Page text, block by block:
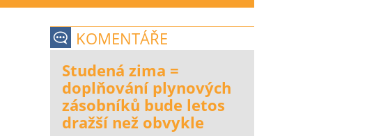
KOMENTÁŘE
Studená zima =
doplňování plynových
zásobníků bude letos
dražší než obvykle